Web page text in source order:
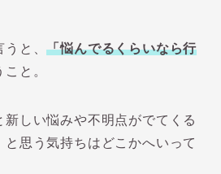
うと、「悩んでるくらいなら行
と。
しい悩みや不明点がでてくる
思う気持ちはどこかへいって